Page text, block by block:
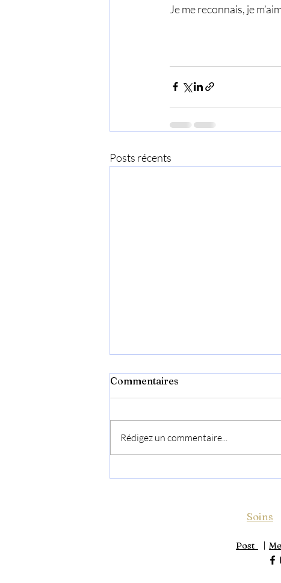
Je me reconnais, je
Posts récents
Commentaires
Rédigez un commentaire...
Soins
Post |